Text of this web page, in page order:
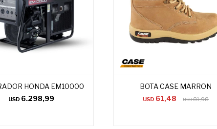
HONDA EM10000
USD 6.298,99
BOTA CASE MARRON
USD 61,48 USD81,98